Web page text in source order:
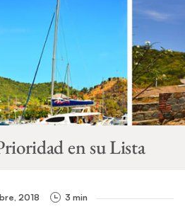
en su Lista
2018 3 min